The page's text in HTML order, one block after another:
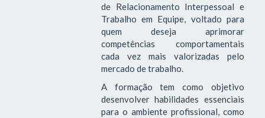
de Relacionamento Interpessoal e
Trabalho em Equipe, voltado para
quem deseja aprimorar
competências comportamentais
cada vez mais valorizadas pelo
mercado de trabalho.
A formação tem como objetivo
desenvolver habilidades essenciais
para o ambiente profissional, como